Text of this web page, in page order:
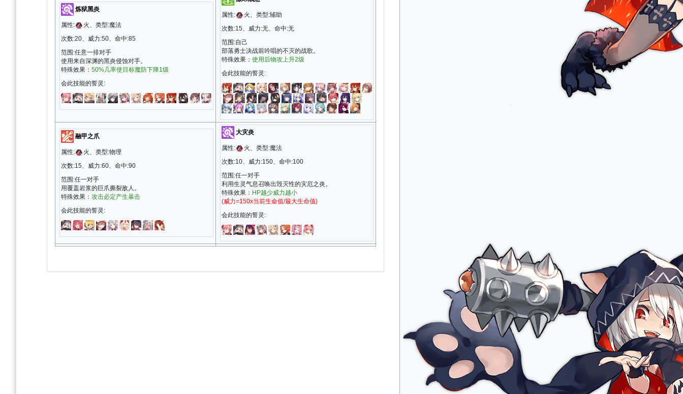
炼狱黑炎
属性:
火、类型:魔法
次数:20、威力:50、命中:85
范围:任意一排对手
使用来自深渊的黑炎侵蚀对手。
特殊效果： 50%几率使目标魔防下降1级
会此技能的誓灵:
属性:
火、类型:辅助
次数:15、威力:无、命中:无
范围:自己
部落勇士决战前吟唱的不灭的战歌。
特殊效果： 使用后物攻上升2级
会此技能的誓灵:
融甲之爪
属性:
火、类型:物理
次数:15、威力:60、命中:90
范围:任一对手
用覆盖岩浆的巨爪撕裂敌人。
特殊效果： 攻击必定产生暴击
会此技能的誓灵:
大灾炎
属性:
火、类型:魔法
次数:10、威力:150、命中:100
范围:任一对手
利用生灵气息召唤出毁灭性的灾厄之炎。
特殊效果： HP越少威力越小
(威力=150x当前生命值/最大生命值)
会此技能的誓灵: